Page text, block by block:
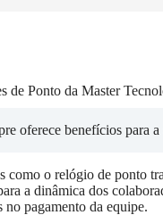
de Ponto da Master
oferece benefícios para a
como o relógio de ponto
a dinâmica dos
no pagamento da equipe.